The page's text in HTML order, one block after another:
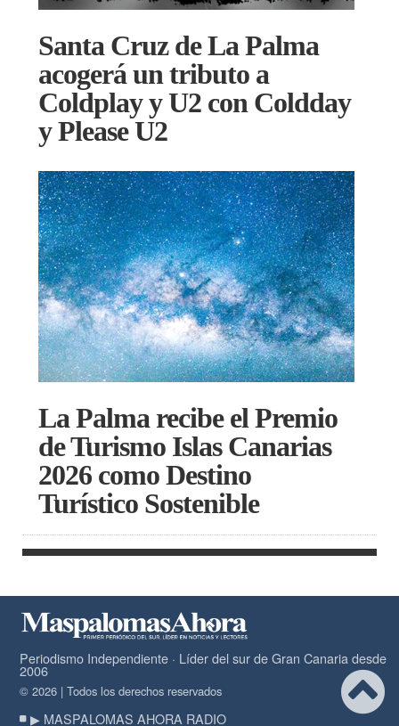
Santa Cruz de La Palma
acogerá un tributo a
Coldplay y U2 con Coldday
y Please U2
La Palma recibe el Premio
de Turismo Islas Canarias
2026 como Destino
Turístico Sostenible
Periodismo Independiente · Líder del sur de Gran Canaria desde
2006
© 2026 | Todos los derechos reservados
▶ MASPALOMAS AHORA RADIO